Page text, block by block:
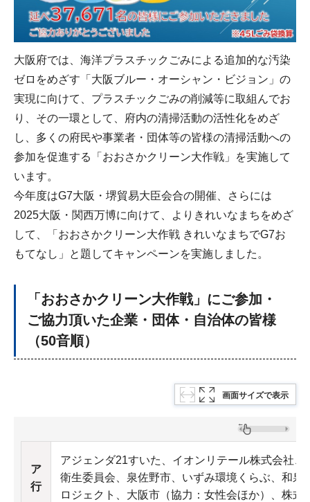
大阪府では、海洋プラスチックごみによる追加的な汚染
ゼロをめざす「大阪ブルー・オーシャン・ビジョン」の
実現に向けて、プラスチックごみの削減等に取組んでお
り、その一環として、府内の清掃活動の活性化をめざ
し、多くの府民や事業者・団体等の皆様の清掃活動への
参加を促進する「おおさかクリーン大作戦」を実施して
います。
今年度はG7大阪・堺貿易大臣会合の開催、さらには
2025大阪・関西万博に向けて、よりきれいなまちをめざ
して、「おおさかクリーン大作戦 きれいなまちでG7お
もてなし」と題してキャンペーンを実施しました。
「おおさかクリーン大作戦」にご参加・
ご協力頂いた企業・団体・自治体の皆様
（50音順）
画面サイズで表示
ア
行
アジェンダ21すいた、イオンリテール株式会社
衛生委員会、泉佐野市、いずみ環境くらぶ、和泉
ロジェクト、大阪市（協力：女性会ほか）、株式